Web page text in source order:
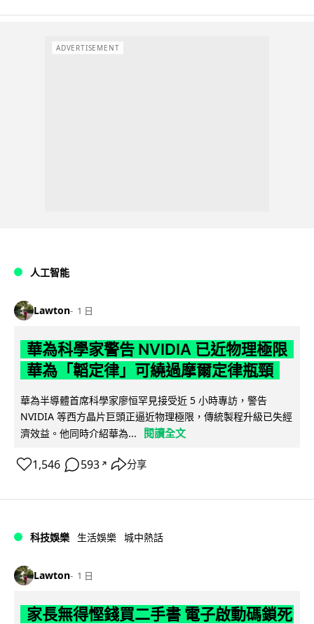
ADVERTISEMENT
人工智能
Lawton 1 日
華為科學家警告 NVIDIA 已近物理極限
華為「韜定律」可繞過摩爾定律瓶頸
華為半導體首席科學家廖恒罕見接受近 5 小時專訪，警告
NVIDIA 等西方晶片巨頭正逼近物理極限，傳統製程升級已失經
濟效益。他同時介紹華為...
閱讀全文
1,546 593 ↗ 分享
科技娛樂 生活娛樂 城中熱話
Lawton 1 日
家長無得慳錢買二手書 電子啟動碼鎖死